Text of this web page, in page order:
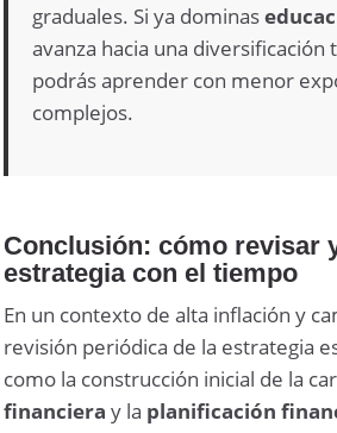
graduales. Si ya dominas
avanza hacia una diversificación
podrás aprender con menor
complejos.
Conclusión: cómo revisar
estrategia con el tiempo
En un contexto de alta inflación y
revisión periódica de la estrategia
como la construcción inicial de la
financiera y la planificación